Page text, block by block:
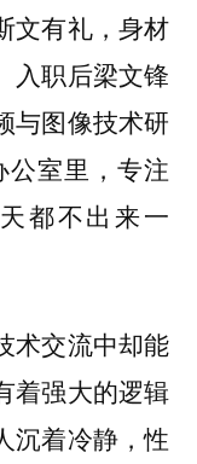
文有礼，身材
入职后梁文锋
与图像技术研
公室里，专注
都不出来一
术交流中却能
着强大的逻辑
沉着冷静，性